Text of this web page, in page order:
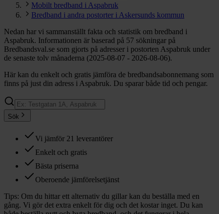
Mobilt bredband i Aspabruk
Bredband i andra postorter i Askersunds kommun
Nedan har vi sammanställt fakta och statistik om bredband i
Aspabruk. Informationen är baserad på 57 sökningar på
Bredbandsval.se som gjorts på adresser i postorten Aspabruk under
de senaste tolv månaderna (2025-08-07 - 2026-08-06).
Här kan du enkelt och gratis jämföra de bredbandsabonnemang som
finns på just din adress i Aspabruk. Du sparar både tid och pengar.
Sök
Vi jämför 21 leverantörer
Enkelt och gratis
Bästa priserna
Oberoende jämförelsetjänst
Tips: Om du hittar ett alternativ du gillar kan du beställa med en
gång. Vi gör det extra enkelt för dig och det kostar inget. Du kan